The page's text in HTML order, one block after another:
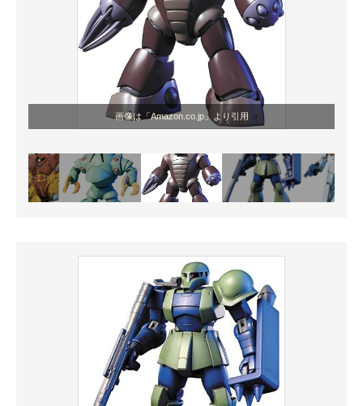
画像は「Amazon.co.jp」より引用